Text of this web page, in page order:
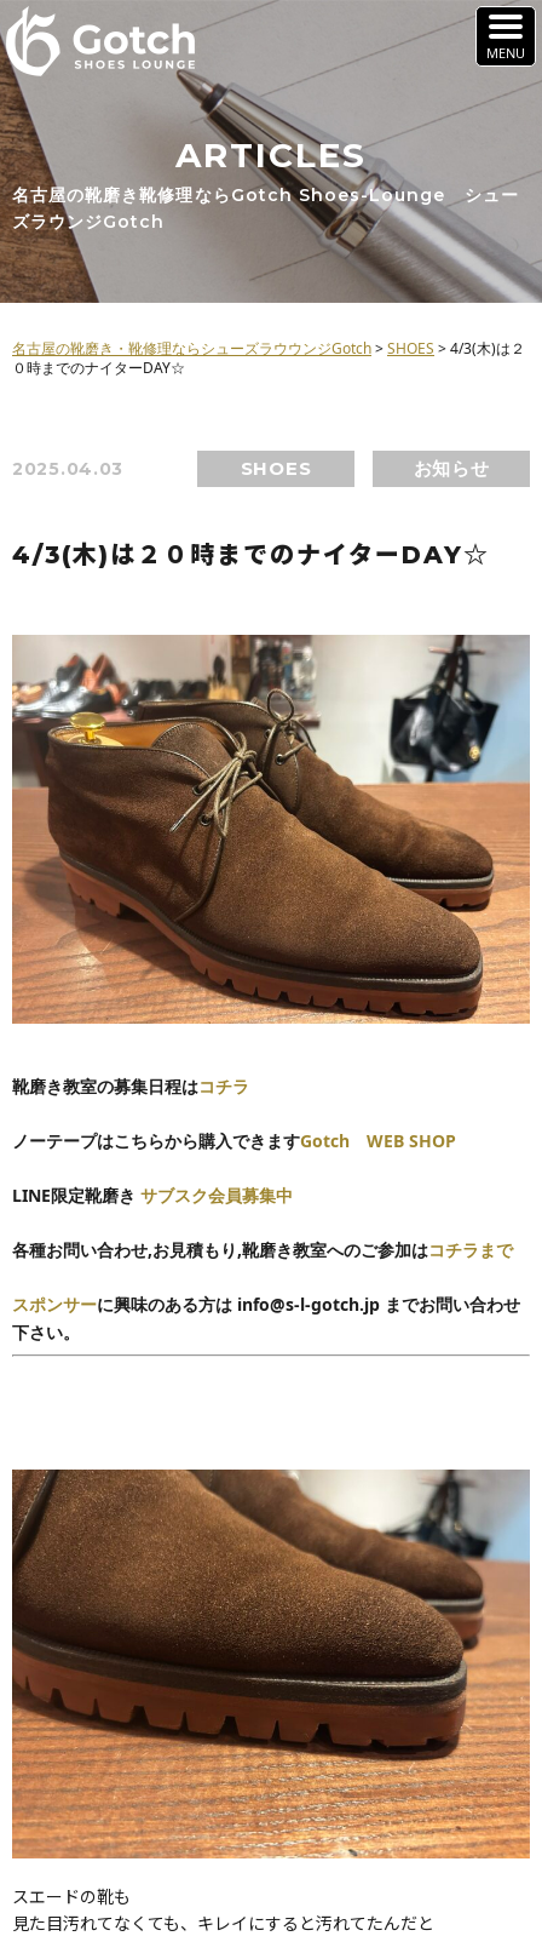
ARTICLES
名古屋の靴磨き靴修理ならGotch Shoes-Lounge シュー
ズラウンジGotch
名古屋の靴磨き・靴修理ならシューズラウウンジGotch>SHOES >4/3(木)は２
０時までのナイターDAY☆
2025.04.03 SHOES お知らせ
4/3(木)は２０時までのナイターDAY☆
靴磨き教室の募集日程はコチラ
ノーテープはこちらから購入できますGotch WEB SHOP
LINE限定靴磨き サブスク会員募集中
各種お問い合わせ,お見積もり,靴磨き教室へのご参加はコチラまで
スポンサーに興味のある方は info@s-l-gotch.jp までお問い合わせ
下さい。
スエードの靴も
見た目汚れてなくても、キレイにすると汚れてたんだと